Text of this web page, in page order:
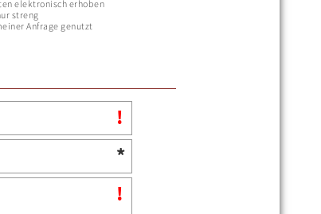
elektronisch erhoben
streng
Anfrage genutzt